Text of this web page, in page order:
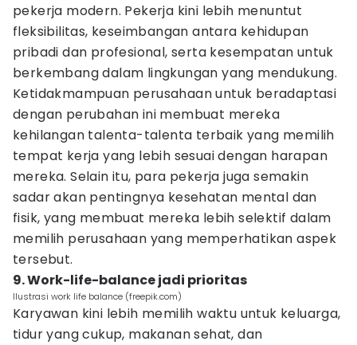
pekerja modern. Pekerja kini lebih menuntut
fleksibilitas, keseimbangan antara kehidupan
pribadi dan profesional, serta kesempatan untuk
berkembang dalam lingkungan yang mendukung.
Ketidakmampuan perusahaan untuk beradaptasi
dengan perubahan ini membuat mereka
kehilangan talenta-talenta terbaik yang memilih
tempat kerja yang lebih sesuai dengan harapan
mereka. Selain itu, para pekerja juga semakin
sadar akan pentingnya kesehatan mental dan
fisik, yang membuat mereka lebih selektif dalam
memilih perusahaan yang memperhatikan aspek
tersebut.
9. Work-life-balance jadi prioritas
Ilustrasi work life balance (freepik.com)
Karyawan kini lebih memilih waktu untuk keluarga,
tidur yang cukup, makanan sehat, dan